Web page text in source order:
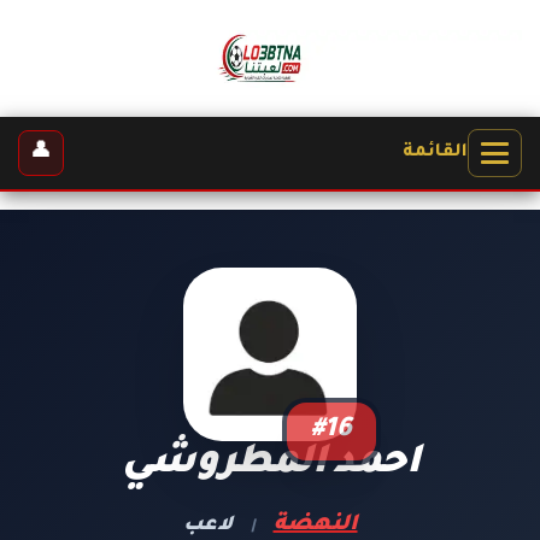
القائمة 👤
#16
احمد المطروشي
النهضة | لاعب